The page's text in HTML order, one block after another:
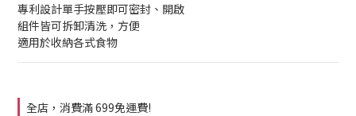
專利設計單手按壓即可密封、開啟
組件皆可拆卸清洗，方便
適用於收納各式食物
全店，消費滿 699免運費!